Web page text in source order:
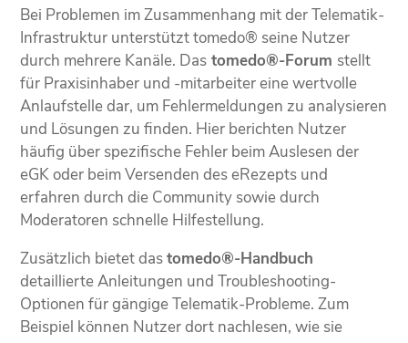
Bei Problemen im Zusammenhang mit der Telematik-
Infrastruktur unterstützt tomedo® seine Nutzer
durch mehrere Kanäle. Das tomedo®-Forum stellt
für Praxisinhaber und -mitarbeiter eine wertvolle
Anlaufstelle dar, um Fehlermeldungen zu analysieren
und Lösungen zu finden. Hier berichten Nutzer
häufig über spezifische Fehler beim Auslesen der
eGK oder beim Versenden des eRezepts und
erfahren durch die Community sowie durch
Moderatoren schnelle Hilfestellung.
Zusätzlich bietet dastomedo®-Handbuch
detaillierte Anleitungen und Troubleshooting-
Optionen für gängige Telematik-Probleme. Zum
Beispiel können Nutzer dort nachlesen, wie sie